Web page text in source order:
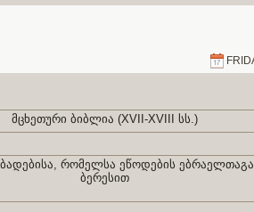
მცხეთური ბიბლია (XVII-XVIII სს.)
რომელსა ეწოდების
ბერესით